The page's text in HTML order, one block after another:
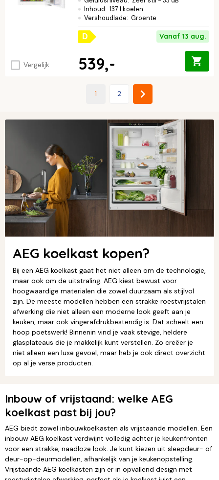
Vergelijk
Inhoud: 137 l koelen
Vershoudlade: Groente
D Vanaf 13 aug.
539,-
1 2
AEG koelkast kopen?
Bij een AEG koelkast gaat het niet alleen om de technologie,
maar ook om de uitstraling. AEG kiest bewust voor
hoogwaardige materialen die zowel duurzaam als stijlvol
zijn. De meeste modellen hebben een strakke roestvrijstalen
afwerking die niet alleen een moderne look geeft aan je
keuken, maar ook vingerafdrukbestendig is. Dat scheelt een
hoop poetswerk! Binnenin vind je vaak stevige, heldere
glasplateaus die je makkelijk kunt verstellen. Zo creëer je
niet alleen een luxe gevoel, maar heb je ook direct overzicht
op al je verse producten.
Inbouw of vrijstaand: welke AEG
koelkast past bij jou?
AEG biedt zowel inbouwkoelkasten als vrijstaande modellen. Een
inbouw AEG koelkast verdwijnt volledig achter je keukenfronten
voor een strakke, naadloze look. Je kunt kiezen uit sleepdeur- of
deur-op-deurmodellen, afhankelijk van je keukenopstelling.
Vrijstaande AEG koelkasten zijn er in opvallend design met